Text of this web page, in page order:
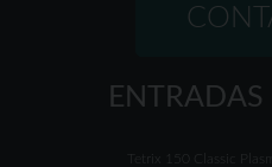
ENTRADAS
Tetrix 150 Classic